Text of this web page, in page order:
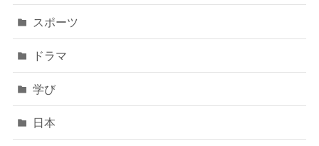
スポーツ
ドラマ
学び
日本